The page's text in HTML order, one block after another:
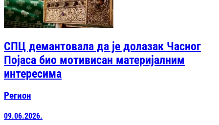
СПЦ демантовала да је долазак Часног
Појаса био мотивисан материјалним
интересима
Регион
09.06.2026.